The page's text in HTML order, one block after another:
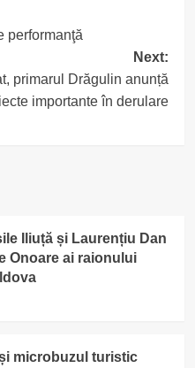
performanţă
Next:
primarul Drăgulin anunță
importante în derulare
Iliuță și Laurențiu Dan
Onoare ai raionului
microbuzul turistic